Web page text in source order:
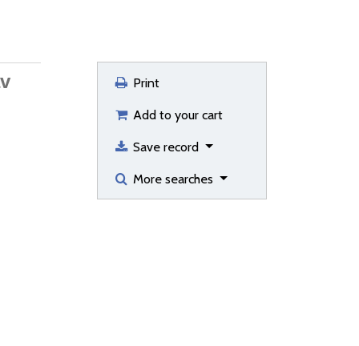
Print
Add to your cart
Save record
More searches